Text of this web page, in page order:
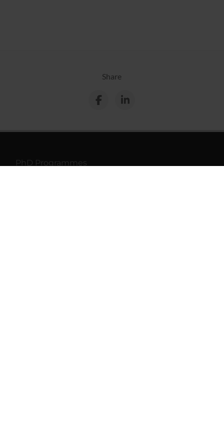
Share
PhD Programmes